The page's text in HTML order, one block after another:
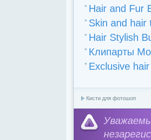
Hair and Fur
Skin and hair
Hair Stylish
Клипарты
Exclusive
Кисти для фотошоп